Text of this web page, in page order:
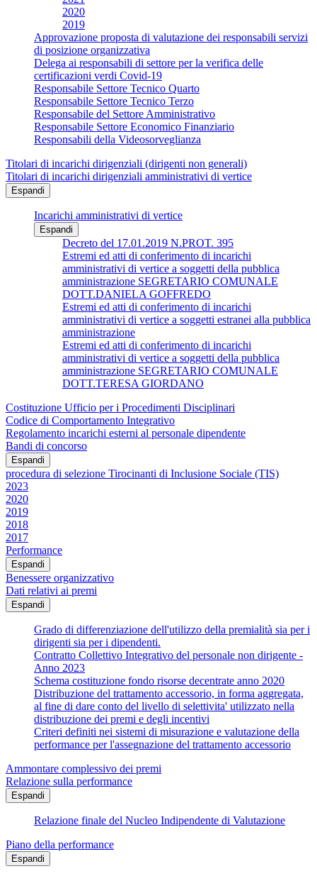
2020
2019
Approvazione proposta di valutazione dei responsabili servizi
di posizione organizzativa
Delega ai responsabili di settore per la verifica delle
certificazioni verdi Covid-19
Responsabile Settore Tecnico Quarto
Responsabile Settore Tecnico Terzo
Responsabile del Settore Amministrativo
Responsabile Settore Economico Finanziario
Responsabili della Videosorveglianza
Titolari di incarichi dirigenziali (dirigenti non generali)
Titolari di incarichi dirigenziali amministrativi di vertice
Espandi
Incarichi amministrativi di vertice
Espandi
Decreto del 17.01.2019 N.PROT. 395
Estremi ed atti di conferimento di incarichi
amministrativi di vertice a soggetti della pubblica
amministrazione SEGRETARIO COMUNALE
DOTT.DANIELA GOFFREDO
Estremi ed atti di conferimento di incarichi
amministrativi di vertice a soggetti estranei alla pubblica
amministrazione
Estremi ed atti di conferimento di incarichi
amministrativi di vertice a soggetti della pubblica
amministrazione SEGRETARIO COMUNALE
DOTT.TERESA GIORDANO
Costituzione Ufficio per i Procedimenti Disciplinari
Codice di Comportamento Integrativo
Regolamento incarichi esterni al personale dipendente
Bandi di concorso
Espandi
procedura di selezione Tirocinanti di Inclusione Sociale (TIS)
2023
2020
2019
2018
2017
Performance
Espandi
Benessere organizzativo
Dati relativi ai premi
Espandi
Grado di differenziazione dell'utilizzo della premialità sia per i
dirigenti sia per i dipendenti.
Contratto Collettivo Integrativo del personale non dirigente -
Anno 2023
Schema costituzione fondo risorse decentrate anno 2020
Distribuzione del trattamento accessorio, in forma aggregata,
al fine di dare conto del livello di selettivita' utilizzato nella
distribuzione dei premi e degli incentivi
Criteri definiti nei sistemi di misurazione e valutazione della
performance per l'assegnazione del trattamento accessorio
Ammontare complessivo dei premi
Relazione sulla performance
Espandi
Relazione finale del Nucleo Indipendente di Valutazione
Piano della performance
Espandi